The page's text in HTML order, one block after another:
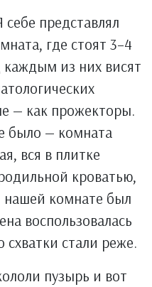
представлял
где стоят 3–4
каждым из них висят
— как прожекторы.
было — комната
вся в плитке
кроватью,
нашей комнате был
воспользовалась
схватки стали реже.
пузырь и вот